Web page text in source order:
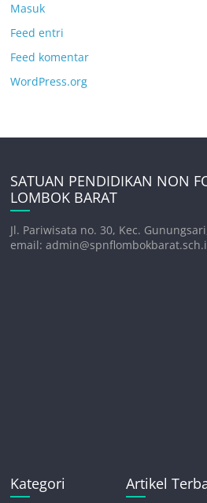
Masuk
Feed entri
Feed komentar
WordPress.org
SATUAN PENDIDIKAN NON
LOMBOK BARAT
Jl. Pariwisata no. 30, Kec.
email:
Kategori Artikel